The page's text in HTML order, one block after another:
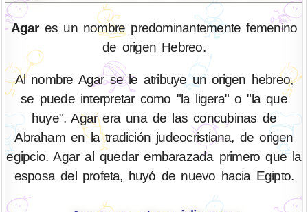
Agares un nombre predominantemente femenino
de origen Hebreo.
Al nombre Agar se le atribuye un origen hebreo,
se puede interpretar como "la ligera" o "la que
huye". Agar era una de las concubinas de
Abraham en la tradición judeocristiana, de origen
egipcio. Agar al quedar embarazada primero que la
esposa del profeta, huyó de nuevo hacia Egipto.